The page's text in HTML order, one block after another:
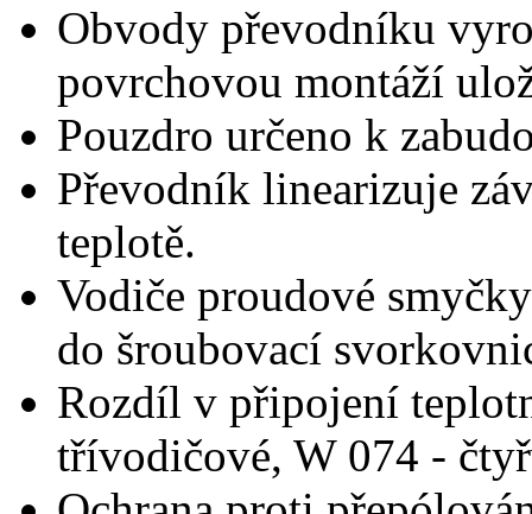
Obvody převodníku
povrchovou montáží
Pouzdro určeno k
Převodník linearizuje
teplotě.
Vodiče proudové
do šroubovací
Rozdíl v připojení
třívodičové, W 074 -